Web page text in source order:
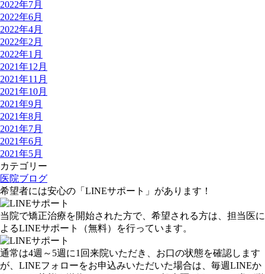
2022年7月
2022年6月
2022年4月
2022年2月
2022年1月
2021年12月
2021年11月
2021年10月
2021年9月
2021年8月
2021年7月
2021年6月
2021年5月
カテゴリー
医院ブログ
希望者には安心の「LINEサポート」があります！
当院で矯正治療を開始された方で、希望される方は、担当医に
よるLINEサポート （無料） を行っています。
通常は4週～5週に1回来院いただき、お口の状態を確認します
が、LINEフォローをお申込みいただいた場合は、 毎週LINEか